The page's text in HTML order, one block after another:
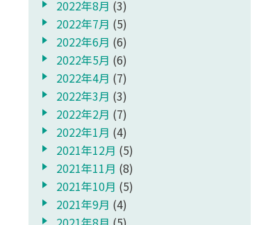
2022年8月 (3)
2022年7月 (5)
2022年6月 (6)
2022年5月 (6)
2022年4月 (7)
2022年3月 (3)
2022年2月 (7)
2022年1月 (4)
2021年12月 (5)
2021年11月 (8)
2021年10月 (5)
2021年9月 (4)